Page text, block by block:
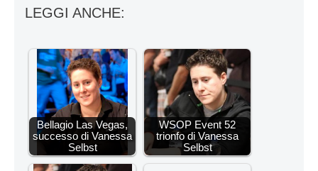
LEGGI ANCHE:
Bellagio Las Vegas,
successo di Vanessa
Selbst
WSOP Event 52
trionfo di Vanessa
Selbst